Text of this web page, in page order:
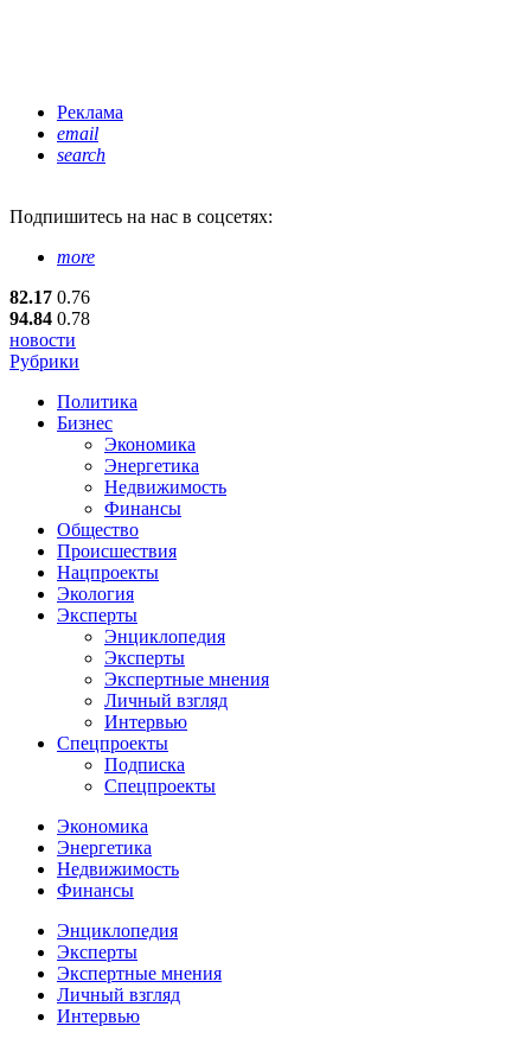
Реклама
email
search
Подпишитесь на нас в соцсетях:
more
82.17 0.76
94.84 0.78
новости
Рубрики
Политика
Бизнес
Экономика
Энергетика
Недвижимость
Финансы
Общество
Происшествия
Нацпроекты
Экология
Эксперты
Энциклопедия
Эксперты
Экспертные мнения
Личный взгляд
Интервью
Спецпроекты
Подписка
Спецпроекты
Экономика
Энергетика
Недвижимость
Финансы
Энциклопедия
Эксперты
Экспертные мнения
Личный взгляд
Интервью